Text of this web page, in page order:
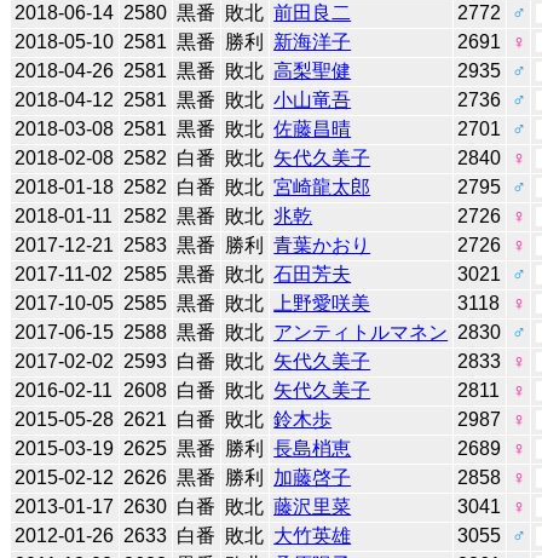
2018-06-14 2580 黒番 敗北 前田良二 2772
♂
2018-05-10 2581 黒番 勝利 新海洋子 2691
♀
2018-04-26 2581 黒番 敗北 高梨聖健 2935
♂
2018-04-12 2581 黒番 敗北 小山竜吾 2736
♂
2018-03-08 2581 黒番 敗北 佐藤昌晴 2701
♂
2018-02-08 2582 白番 敗北 矢代久美子 2840
♀
2018-01-18 2582 白番 敗北 宮崎龍太郎 2795
♂
2018-01-11
2582 黒番 敗北 兆乾 2726
♀
2017-12-21 2583 黒番 勝利 青葉かおり 2726
♀
2017-11-02
2585 黒番 敗北 石田芳夫 3021
♂
2017-10-05 2585 黒番 敗北 上野愛咲美 3118
♀
2017-06-15 2588 黒番 敗北 アンティトルマネン 2830
♂
2017-02-02 2593 白番 敗北 矢代久美子 2833
♀
2016-02-11
2608 白番 敗北 矢代久美子 2811
♀
2015-05-28 2621 白番 敗北 鈴木歩 2987
♀
2015-03-19 2625 黒番 勝利 長島梢恵 2689
♀
2015-02-12 2626 黒番 勝利 加藤啓子 2858
♀
2013-01-17 2630 白番 敗北 藤沢里菜 3041
♀
2012-01-26 2633 白番 敗北 大竹英雄 3055
♂